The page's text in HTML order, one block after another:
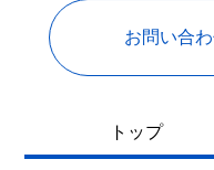
お問い合
トップ